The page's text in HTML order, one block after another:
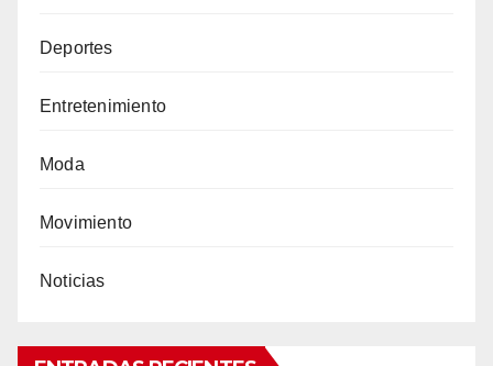
Deportes
Entretenimiento
Moda
Movimiento
Noticias